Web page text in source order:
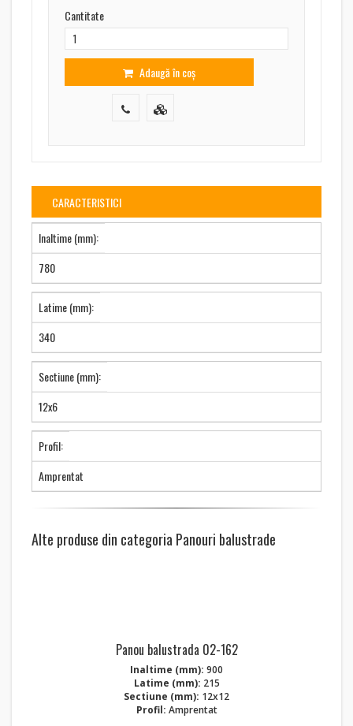
Cantitate
Adaugă în coș
CARACTERISTICI
Inaltime (mm):
780
Latime (mm):
340
Sectiune (mm):
12x6
Profil:
Amprentat
Alte produse din categoria Panouri balustrade
Panou balustrada 02-162
Inaltime (mm): 900
Latime (mm): 215
Sectiune (mm): 12x12
Profil: Amprentat